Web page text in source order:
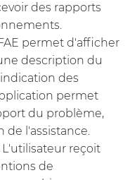
des rapports
permet d'afficher
description du
des
permet
du problème,
de l'assistance.
L'utilisateur reçoit
de